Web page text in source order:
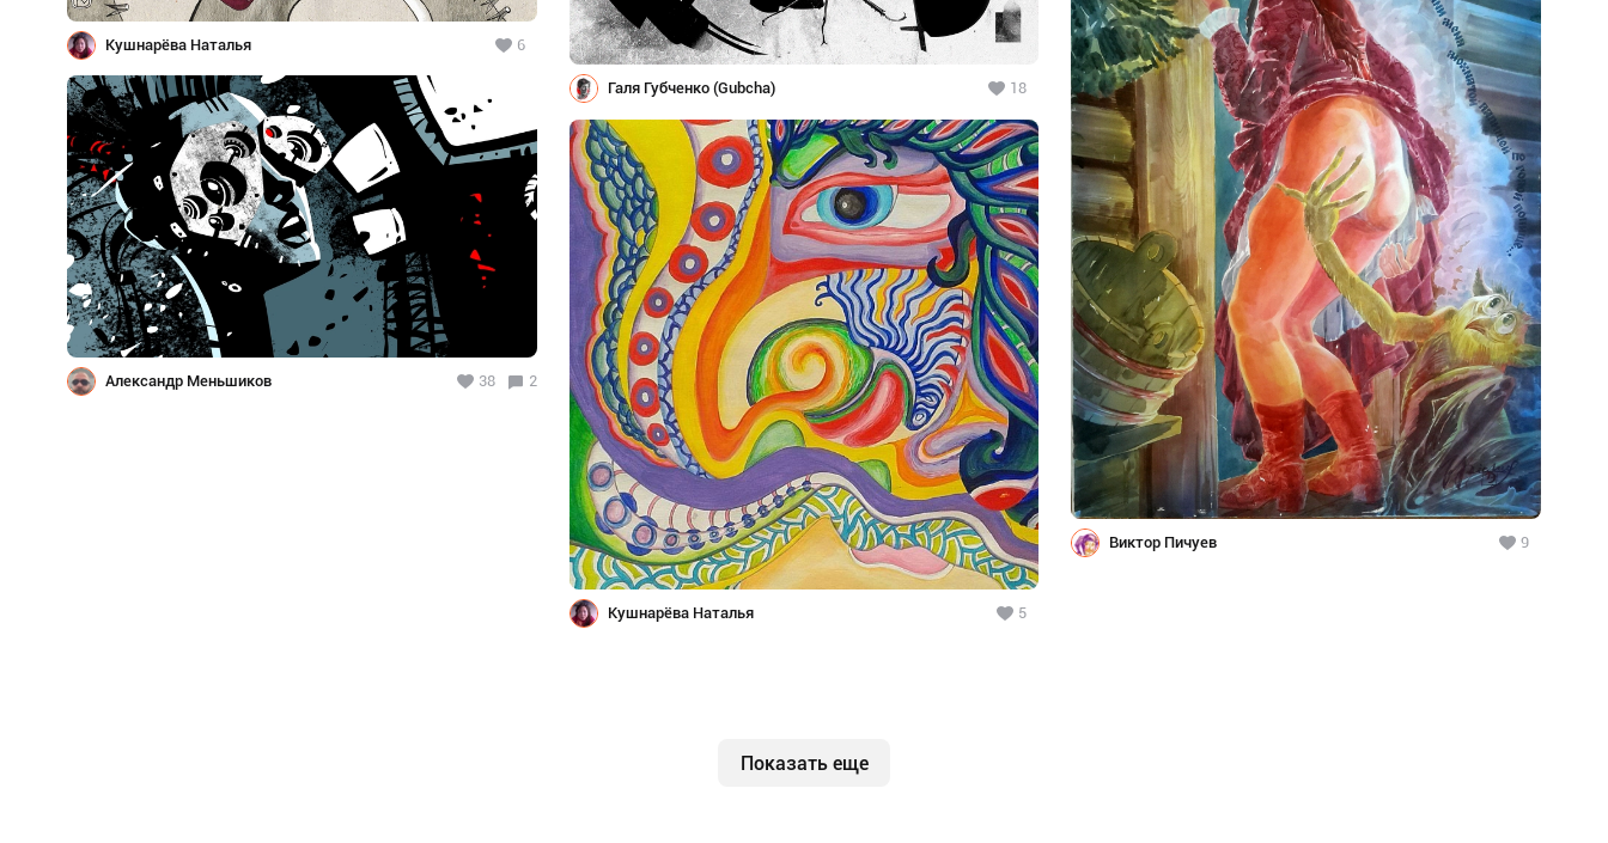
Галя Губченко (Gubcha) 18
Кушнарёва Наталья 6
Виктор Пичуев 9
Александр Меньшиков 38 2
Кушнарёва Наталья 5
Показать еще